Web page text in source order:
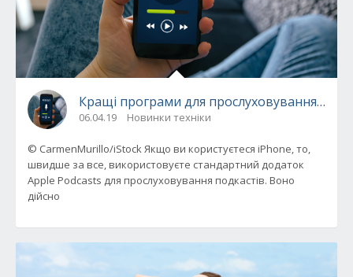
Кращі програми для прослуховування
06.04.19 Новинки техніки
© CarmenMurillo/iStock Якщо ви користуєтеся iPhone, то,
швидше за все, використовуєте стандартний додаток
Apple Podcasts для прослуховування подкастів. Воно
дійсно